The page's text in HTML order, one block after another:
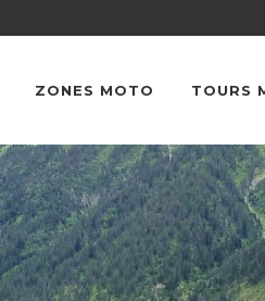
ZONES MOTO TOURS